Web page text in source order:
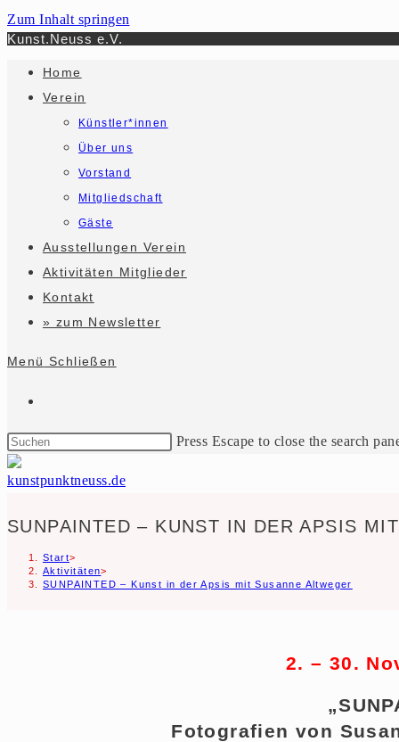
Zum Inhalt springen
Kunst.Neuss e.V.
Home
Verein
Künstler*innen
Über uns
Vorstand
Mitgliedschaft
Gäste
Ausstellungen Verein
Aktivitäten Mitglieder
Kontakt
» zum Newsletter
Menü Schließen
Press Escape to close the search
SUNPAINTED – KUNST IN DER APSIS
Start>
Aktivitäten>
SUNPAINTED – Kunst in der Apsis mit Susanne Altweger
2. – 30.
Fotografien von